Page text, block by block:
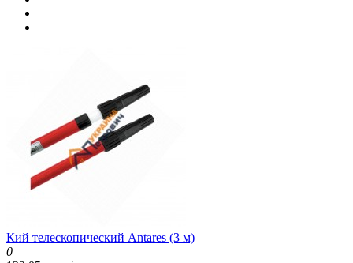
Кий телескопический Antares (3 м)
0